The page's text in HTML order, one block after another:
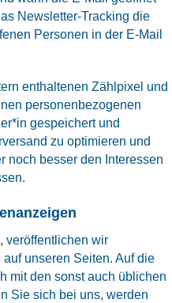
Newsletter-Tracking die
Personen in der E-Mail
enthaltenen Zählpixel und
personenbezogenen
gespeichert und
zu optimieren und
noch besser den Interessen
veröffentlichen wir
unseren Seiten. Auf die
mit den sonst auch üblichen
Sie sich bei uns, werden